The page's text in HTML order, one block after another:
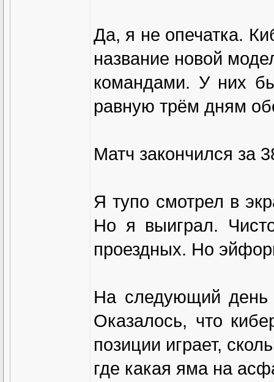
Да, я не опечатка.
название новой
командами. У них
равную трём дням
Матч закончился за
Я тупо смотрел в
Но я выиграл.
проездных. Но
На следующий день
Оказалось, что
позиции играет,
где какая яма на